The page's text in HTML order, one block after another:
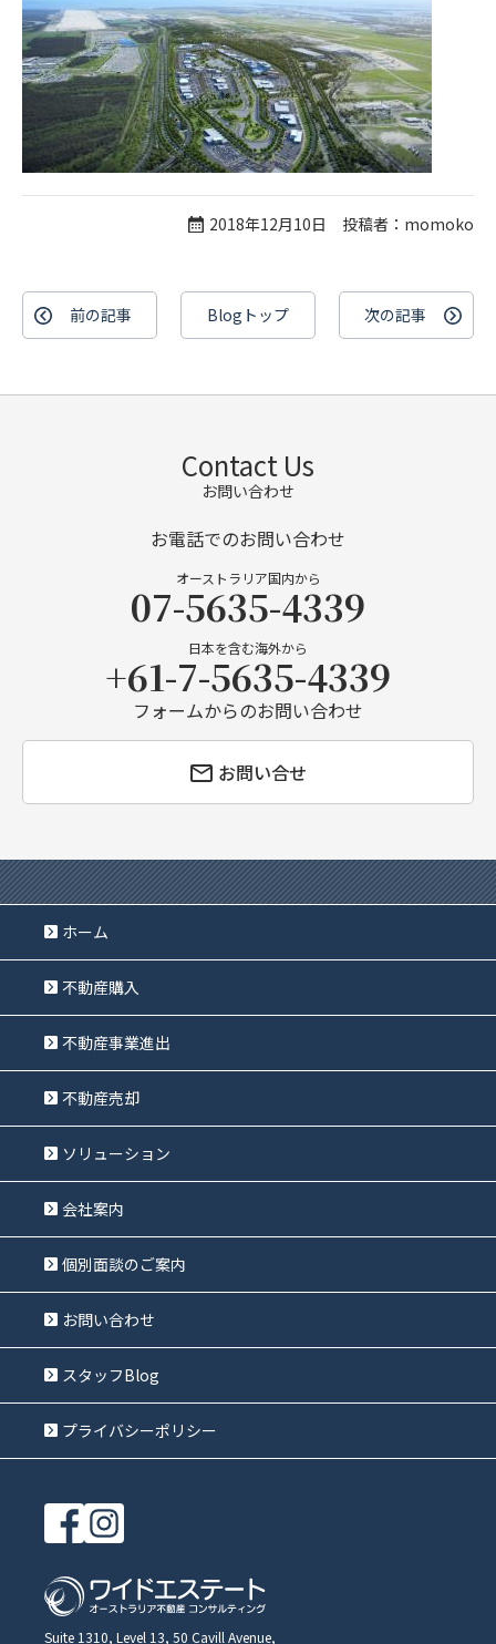
2018年12月10日 投稿者：momoko
前の記事 Blogトップ 次の記事
Contact Us
お問い合わせ
お電話でのお問い合わせ
オーストラリア国内から
07-5635-4339
日本を含む海外から
+61-7-5635-4339
フォームからのお問い合わせ
お問い合せ
ホーム
不動産購入
不動産事業進出
不動産売却
ソリューション
会社案内
個別面談のご案内
お問い合わせ
スタッフBlog
プライバシーポリシー
Suite 1310, Level 13, 50 Cavill Avenue,